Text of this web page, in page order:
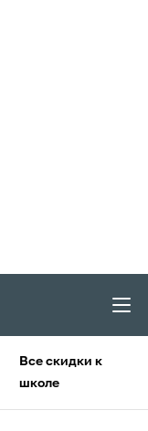
Все скидки к
школе